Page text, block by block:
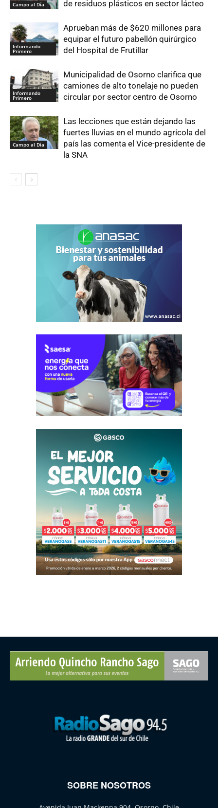
Campo al Día
de residuos plásticos en sector lácteo
Informando
Primero
Aprueban más de $620 millones para
equipar el futuro pabellón quirúrgico
del Hospital de Frutillar
Informando
Primero
Municipalidad de Osorno clarifica que
camiones de alto tonelaje no pueden
circular por sector centro de Osorno
Campo al Día
Las lecciones que están dejando las
fuertes lluvias en el mundo agrícola del
país las comenta el Vice-presidente de
la SNA
SOBRE NOSOTROS